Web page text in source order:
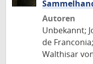
Autoren
Unbekannt;
de
Walthisar